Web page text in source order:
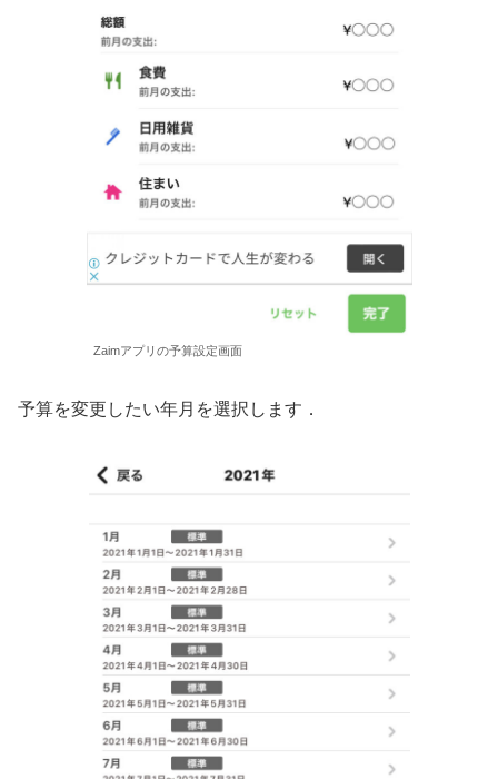
Zaimアプリの予算設定画面
予算を変更したい年月を選択します．